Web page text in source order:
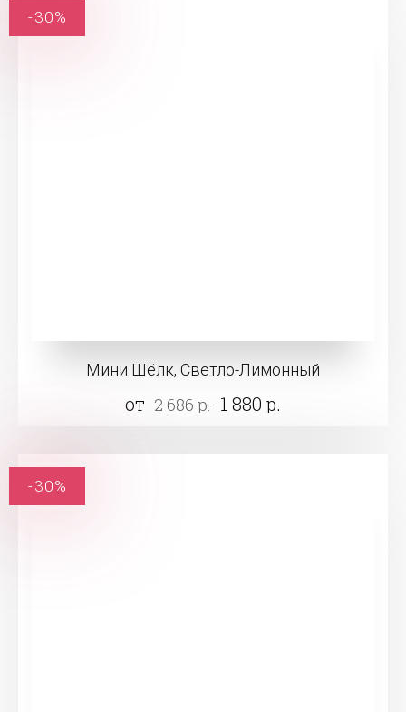
Мини Шёлк, Светло-Лимонный
от 2 686 р. 1 880 р.
-30%
-30%